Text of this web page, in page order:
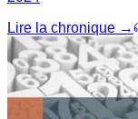
Lire la chronique →